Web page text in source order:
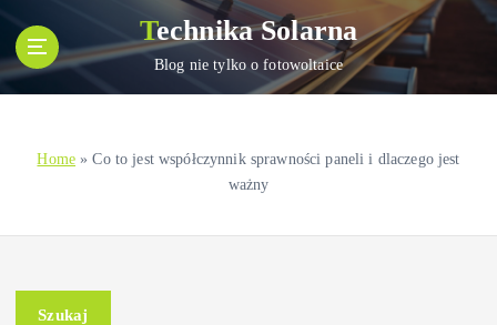
i
t
Technika Solarna
Blog nie tylko o fotowoltaice
Home »Co to jest współczynnik sprawności paneli i dlaczego jest
ważny
Szukaj